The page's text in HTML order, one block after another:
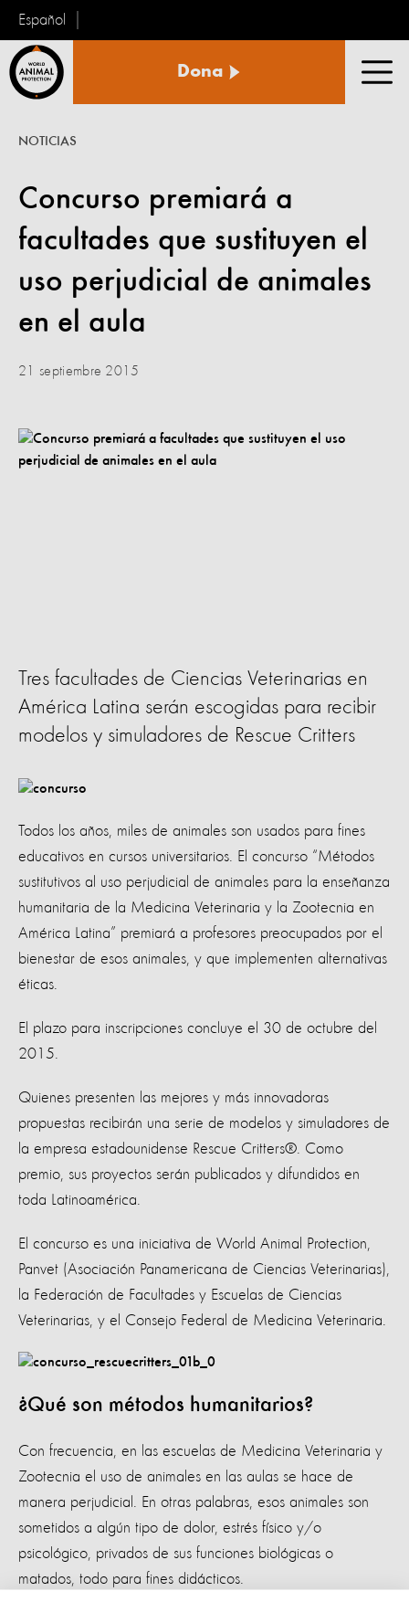
Español
Animal
Dona
Concurso premiará a
facultades que sustituyen el
uso perjudicial de animales
en el aula
NOTICIAS
21 septiembre 2015
Tres facultades de Ciencias Veterinarias en
América Latina serán escogidas para recibir
modelos y simuladores de Rescue Critters
Todos los años, miles de animales son usados para fines
educativos en cursos universitarios. El concurso “Métodos
sustitutivos al uso perjudicial de animales para la enseñanza
humanitaria de la Medicina Veterinaria y la Zootecnia en
América Latina” premiará a profesores preocupados por el
bienestar de esos animales, y que implementen alternativas
éticas.
El plazo para inscripciones concluye el 30 de octubre del
2015.
Quienes presenten las mejores y más innovadoras
propuestas recibirán una serie de modelos y simuladores de
la empresa estadounidense Rescue Critters®. Como
premio, sus proyectos serán publicados y difundidos en
toda Latinoamérica.
El concurso es una iniciativa de World Animal Protection,
Panvet (Asociación Panamericana de Ciencias Veterinarias),
la Federación de Facultades y Escuelas de Ciencias
Veterinarias, y el Consejo Federal de Medicina Veterinaria.
¿Qué son métodos humanitarios?
Con frecuencia, en las escuelas de Medicina Veterinaria y
Zootecnia el uso de animales en las aulas se hace de
manera perjudicial. En otras palabras, esos animales son
sometidos a algún tipo de dolor, estrés físico y/o
psicológico, privados de sus funciones biológicas o
matados, todo para fines didácticos.